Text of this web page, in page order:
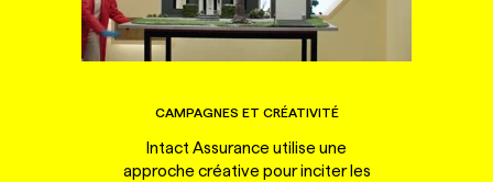
CAMPAGNES ET CRÉATIVITÉ
Intact Assurance utilise une
approche créative pour inciter les